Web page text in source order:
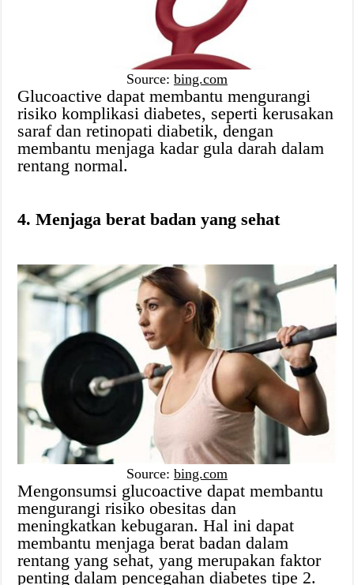
Source: bing.com
Glucoactive dapat membantu mengurangi
risiko komplikasi diabetes, seperti kerusakan
saraf dan retinopati diabetik, dengan
membantu menjaga kadar gula darah dalam
rentang normal.
4. Menjaga berat badan yang sehat
Source: bing.com
Mengonsumsi glucoactive dapat membantu
mengurangi risiko obesitas dan
meningkatkan kebugaran. Hal ini dapat
membantu menjaga berat badan dalam
rentang yang sehat, yang merupakan faktor
penting dalam pencegahan diabetes tipe 2.